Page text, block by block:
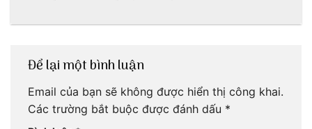
tại Huế nè bạn ấn lịch sử còn
Để lại một bình luận
Email của bạn sẽ không được hiển thị công khai.
Các trường bắt buộc được đánh dấu *